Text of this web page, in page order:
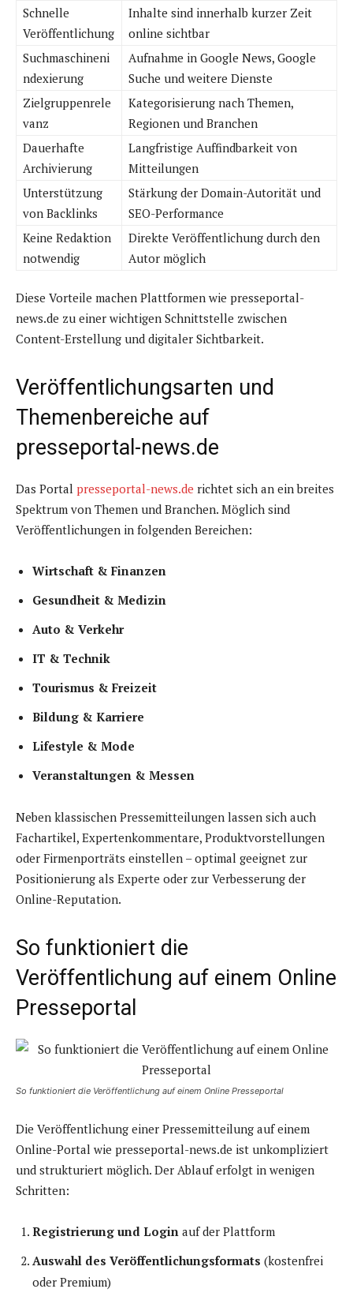
Schnelle
Veröffentlichung
Inhalte sind innerhalb kurzer Zeit
online sichtbar
Suchmaschineni
ndexierung
Aufnahme in Google News, Google
Suche und weitere Dienste
Zielgruppenrele
vanz
Kategorisierung nach Themen,
Regionen und Branchen
Dauerhafte
Archivierung
Langfristige Auffindbarkeit von
Mitteilungen
Unterstützung
von Backlinks
Stärkung der Domain-Autorität und
SEO-Performance
Keine Redaktion
notwendig
Direkte Veröffentlichung durch den
Autor möglich
Diese Vorteile machen Plattformen wie presseportal-
news.de zu einer wichtigen Schnittstelle zwischen
Content-Erstellung und digitaler Sichtbarkeit.
Veröffentlichungsarten und
Themenbereiche auf
presseportal-news.de
Das Portal presseportal-news.de richtet sich an ein breites
Spektrum von Themen und Branchen. Möglich sind
Veröffentlichungen in folgenden Bereichen:
Wirtschaft & Finanzen
Gesundheit & Medizin
Auto & Verkehr
IT & Technik
Tourismus & Freizeit
Bildung & Karriere
Lifestyle & Mode
Veranstaltungen & Messen
Neben klassischen Pressemitteilungen lassen sich auch
Fachartikel, Expertenkommentare, Produktvorstellungen
oder Firmenporträts einstellen – optimal geeignet zur
Positionierung als Experte oder zur Verbesserung der
Online-Reputation.
So funktioniert die
Veröffentlichung auf einem Online
Presseportal
So funktioniert die Veröffentlichung auf einem Online Presseportal
Die Veröffentlichung einer Pressemitteilung auf einem
Online-Portal wie presseportal-news.de ist unkompliziert
und strukturiert möglich. Der Ablauf erfolgt in wenigen
Schritten:
Registrierung und Login auf der Plattform
Auswahl des Veröffentlichungsformats (kostenfrei
oder Premium)